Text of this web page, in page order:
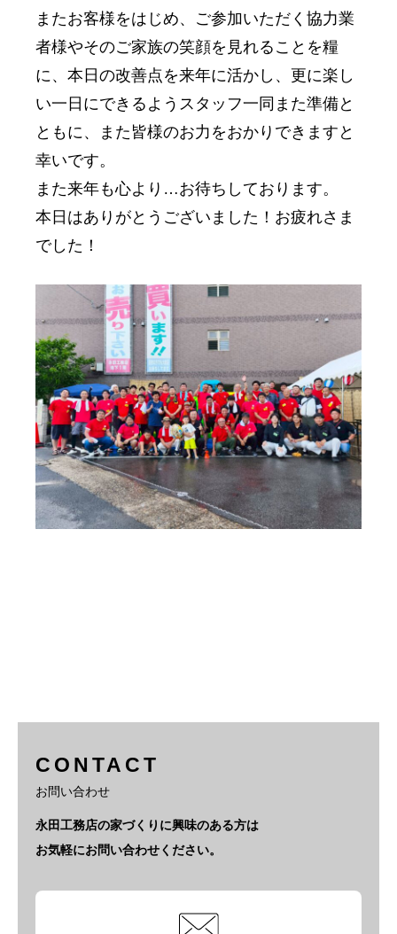
またお客様をはじめ、ご参加いただく協力業
者様やそのご家族の笑顔を見れることを糧
に、本日の改善点を来年に活かし、更に楽し
い一日にできるようスタッフ一同また準備と
ともに、また皆様のお力をおかりできますと
幸いです。
また来年も心より…お待ちしております。
本日はありがとうございました！お疲れさま
でした！
CONTACT
お問い合わせ
永田工務店の家づくりに興味のある方は
お気軽にお問い合わせください。